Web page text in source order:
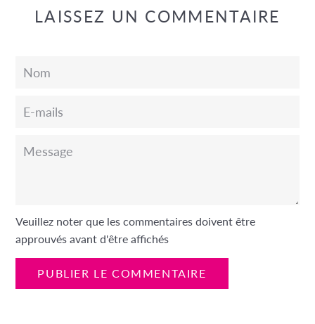
LAISSEZ UN COMMENTAIRE
Nom
E-
Message
Veuillez noter que les commentaires doivent être
approuvés avant d'être affichés